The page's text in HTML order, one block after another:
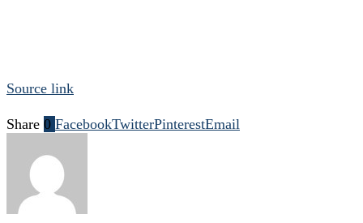
Source link
Share 0 FacebookTwitterPinterestEmail